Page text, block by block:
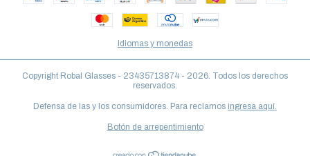
Idiomas y monedas
Copyright Robal Glasses - 23435713874 - 2026. Todos los derechos
reservados.
Defensa de las y los consumidores. Para reclamos ingresa aquí.
Botón de arrepentimiento